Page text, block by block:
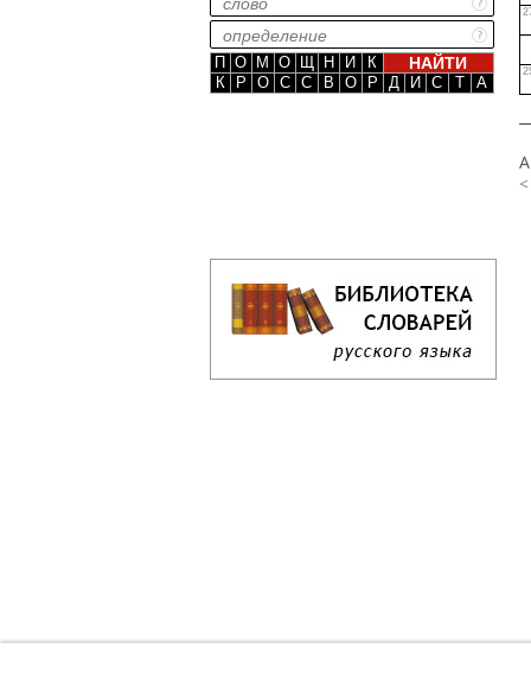
П О М О Щ Н И
К
К
Р О С С В О Р Д И С Т А
<